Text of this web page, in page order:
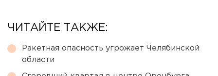
ЧИТАЙТЕ ТАКЖЕ:
Ракетная опасность угрожает Челябинской
области